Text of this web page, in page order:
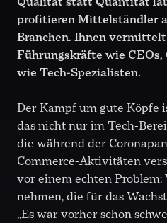
profitieren Mittelständler
Branchen. Ihnen
Führungskräfte wie CEOs,
wie Tech-Spezialisten.
Der Kampf um gute Köpfe
das nicht nur im Tech-
die während der
Commerce-Aktivitäten
vor einem echten
nehmen, die für das
„Es war vorher schon